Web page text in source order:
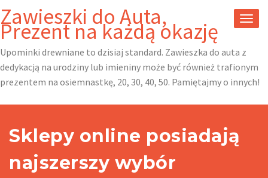
Skip
to
content
Zawieszki do Auta,
Prezent na każdą okazję
Upominki drewniane to dzisiaj standard. Zawieszka do auta z
dedykacją na urodziny lub imieniny może być również trafionym
prezentem na osiemnastkę, 20, 30, 40, 50. Pamiętajmy o innych!
Sklepy online posiadają
najszerszy wybór